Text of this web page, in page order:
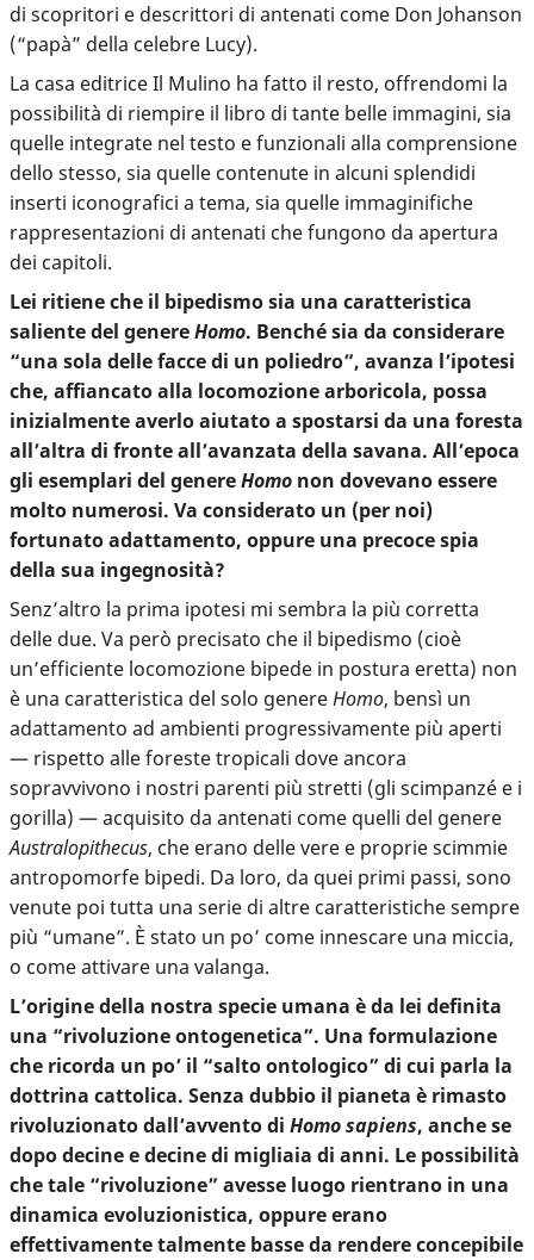
di scopritori e descrittori di antenati come Don Johanson
(“papà” della celebre Lucy).
La casa editrice Il Mulino ha fatto il resto, offrendomi la
possibilità di riempire il libro di tante belle immagini, sia
quelle integrate nel testo e funzionali alla comprensione
dello stesso, sia quelle contenute in alcuni splendidi
inserti iconografici a tema, sia quelle immaginifiche
rappresentazioni di antenati che fungono da apertura
dei capitoli.
Lei ritiene che il bipedismo sia una caratteristica
saliente del genereHomo. Benché sia da considerare
“una sola delle facce di un poliedro”, avanza l’ipotesi
che, affiancato alla locomozione arboricola, possa
inizialmente averlo aiutato a spostarsi da una foresta
all’altra di fronte all’avanzata della savana. All’epoca
gli esemplari del genereHomo non dovevano essere
molto numerosi. Va considerato un (per noi)
fortunato adattamento, oppure una precoce spia
della sua ingegnosità?
Senz’altro la prima ipotesi mi sembra la più corretta
delle due. Va però precisato che il bipedismo (cioè
un’efficiente locomozione bipede in postura eretta) non
è una caratteristica del solo genereHomo, bensì un
adattamento ad ambienti progressivamente più aperti
— rispetto alle foreste tropicali dove ancora
sopravvivono i nostri parenti più stretti (gli scimpanzé e i
gorilla) — acquisito da antenati come quelli del genere
Australopithecus, che erano delle vere e proprie scimmie
antropomorfe bipedi. Da loro, da quei primi passi, sono
venute poi tutta una serie di altre caratteristiche sempre
più “umane”. È stato un po’ come innescare una miccia,
o come attivare una valanga.
L’origine della nostra specie umana è da lei definita
una “rivoluzione ontogenetica”. Una formulazione
che ricorda un po’ il “salto ontologico” di cui parla la
dottrina cattolica. Senza dubbio il pianeta è rimasto
rivoluzionato dall’avvento di Homo sapiens, anche se
dopo decine e decine di migliaia di anni. Le possibilità
che tale “rivoluzione” avesse luogo rientrano in una
dinamica evoluzionistica, oppure erano
effettivamente talmente basse da rendere concepibile